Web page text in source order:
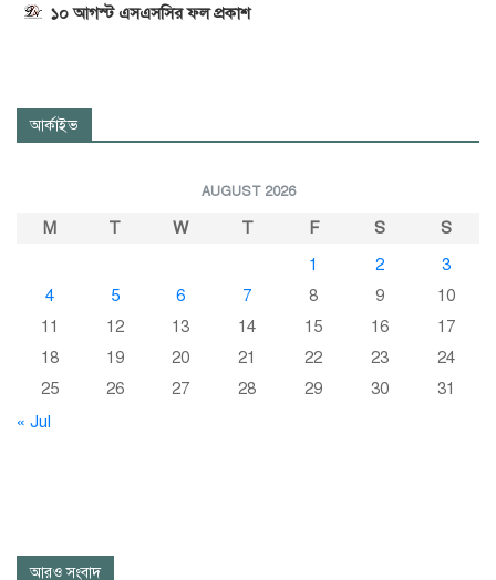
১০ আগস্ট এসএসসির ফল প্রকাশ
আর্কাইভ
AUGUST 2026
M T W T F S
S
1
2
3
4
5 6 7 8 9
10
11
12 13 14 15 16
17
18
19 20 21 22 23
24
25
26 27 28 29 30
31
« Jul
আরও সংবাদ